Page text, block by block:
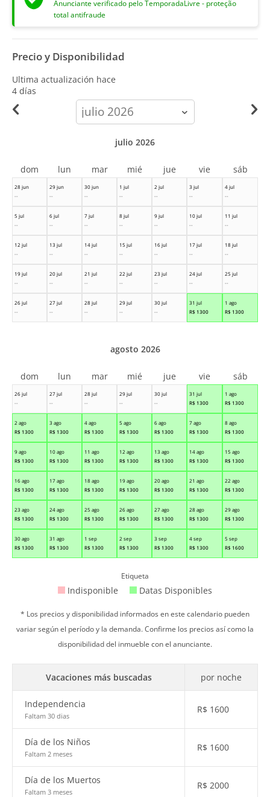
Anunciante verificado pelo TemporadaLivre - proteção
total antifraude
Precio y Disponibilidad
Ultima actualización hace
4 días
calendar-
month
28 jun
--
29 jun
--
30 jun
--
1 jul
--
2 jul
--
3 jul
--
4 jul
--
5 jul
--
6 jul
--
7 jul
--
8 jul
--
9 jul
--
10 jul
--
11 jul
--
12 jul
--
13 jul
--
14 jul
--
15 jul
--
16 jul
--
17 jul
--
18 jul
--
19 jul
--
20 jul
--
21 jul
--
22 jul
--
23 jul
--
24 jul
--
25 jul
--
26 jul
--
27 jul
--
28 jul
--
29 jul
--
30 jul
--
31 jul
R$ 1300
1 ago
R$ 1300
julio 2026
dom lun mar mié jue vie sáb
26 jul
--
27 jul
--
28 jul
--
29 jul
--
30 jul
--
31 jul
R$ 1300
1 ago
R$ 1300
2 ago
R$ 1300
3 ago
R$ 1300
4 ago
R$ 1300
5 ago
R$ 1300
6 ago
R$ 1300
7 ago
R$ 1300
8 ago
R$ 1300
9 ago
R$ 1300
10 ago
R$ 1300
11 ago
R$ 1300
12 ago
R$ 1300
13 ago
R$ 1300
14 ago
R$ 1300
15 ago
R$ 1300
16 ago
R$ 1300
17 ago
R$ 1300
18 ago
R$ 1300
19 ago
R$ 1300
20 ago
R$ 1300
21 ago
R$ 1300
22 ago
R$ 1300
23 ago
R$ 1300
24 ago
R$ 1300
25 ago
R$ 1300
26 ago
R$ 1300
27 ago
R$ 1300
28 ago
R$ 1300
29 ago
R$ 1300
30 ago
R$ 1300
31 ago
R$ 1300
1 sep
R$ 1300
2 sep
R$ 1300
3 sep
R$ 1300
4 sep
R$ 1300
5 sep
R$ 1600
agosto 2026
dom lun mar mié jue vie sáb
Etiqueta
Indisponible Datas Disponibles
* Los precios y disponibilidad informados en este calendario pueden
variar según el período y la demanda. Confirme los precios así como la
disponibilidad del inmueble con el anunciante.
Vacaciones más buscadas por noche
Independencia
Faltam 30 dias
R$ 1600
Día de los Niños
Faltam 2 meses
R$ 1600
Día de los Muertos
Faltam 3 meses
R$ 2000